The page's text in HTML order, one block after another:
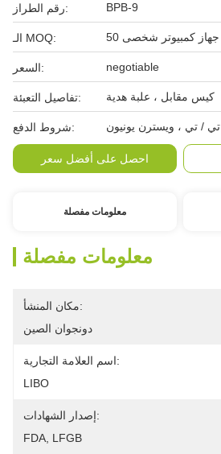
رقم الطراز: BPB-9
الـ MOQ: 50 جهاز كمبيوتر شخصى
السعر: negotiable
تفاصيل التعبئة: كيس مقابل ، علبة هدية
شروط الدفع: تي / تي ، ويسترن يونيون
احصل على أفضل سعر
معلومات مفصلة
معلومات مفصلة
مكان المنشأ:
دونجوان الصين
اسم العلامة التجارية:
LIBO
إصدار الشهادات:
FDA, LFGB